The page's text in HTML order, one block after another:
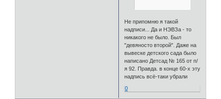
Не припомню я такой
надписи... Да и НЭВЗа - то
никакого не было. Был
"девяносто второй". Даже на
вывеске детского сада было
написано Детсад № 165 от п/
я 92. Правда. в конце 60-х эту
надпись всё-таки убрали
0